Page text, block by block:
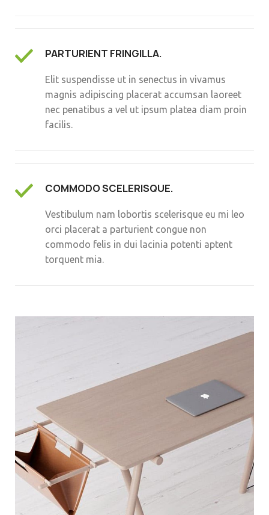
PARTURIENT FRINGILLA.
Elit suspendisse ut in senectus in vivamus
magnis adipiscing placerat accumsan laoreet
nec penatibus a vel ut ipsum platea diam proin
facilis.
COMMODO SCELERISQUE.
Vestibulum nam lobortis scelerisque eu mi leo
orci placerat a parturient congue non
commodo felis in dui lacinia potenti aptent
torquent mia.